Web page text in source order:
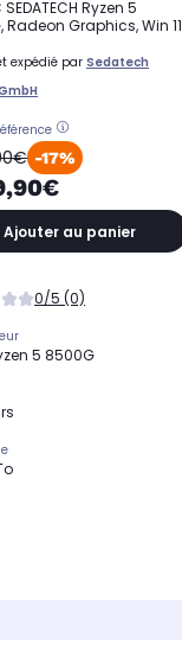
SEDATECH Ryzen 5
Radeon Graphics, Win 11
expédié par Sedatech
-17%
Ajouter au panier
0/5 (0)
5 8500G